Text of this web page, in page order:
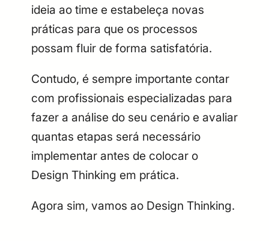
ideia ao time e estabeleça novas
práticas para que os processos
possam fluir de forma satisfatória.
Contudo, é sempre importante contar
com profissionais especializadas para
fazer a análise do seu cenário e avaliar
quantas etapas será necessário
implementar antes de colocar o
Design Thinking em prática.
Agora sim, vamos ao Design Thinking.